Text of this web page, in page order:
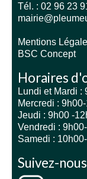
Tél. : 02 96 23
Mentions
BSC Concept
Horaires
Lundi et Mardi :
Mercredi :
Jeudi : 9h00 -
Vendredi :
Samedi :
Suivez-